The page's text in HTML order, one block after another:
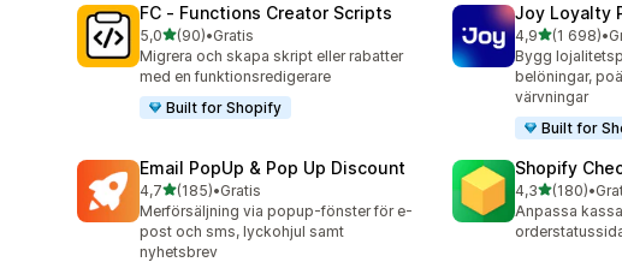
FC ‑ Functions Creator Scripts
5,0av 5 stjärnor
(90)
90 recensioner totalt
•Gratis
Migrera och skapa skript eller rabatter
med en funktionsredigerare
Built for Shopify
Joy Loyalty
4,9av 5 stjärnor
(1 698)
1698 •
Bygg
belöningar,
värvningar
Built for
Email PopUp & Pop Up Discount
4,7av 5 stjärnor
(185)
185 recensioner totalt
•Gratis
Merförsäljning via popup-fönster för e-
post och sms, lyckohjul samt
nyhetsbrev
Shopify
4,3av 5 stjärnor
(180)
180 •
Anpassa